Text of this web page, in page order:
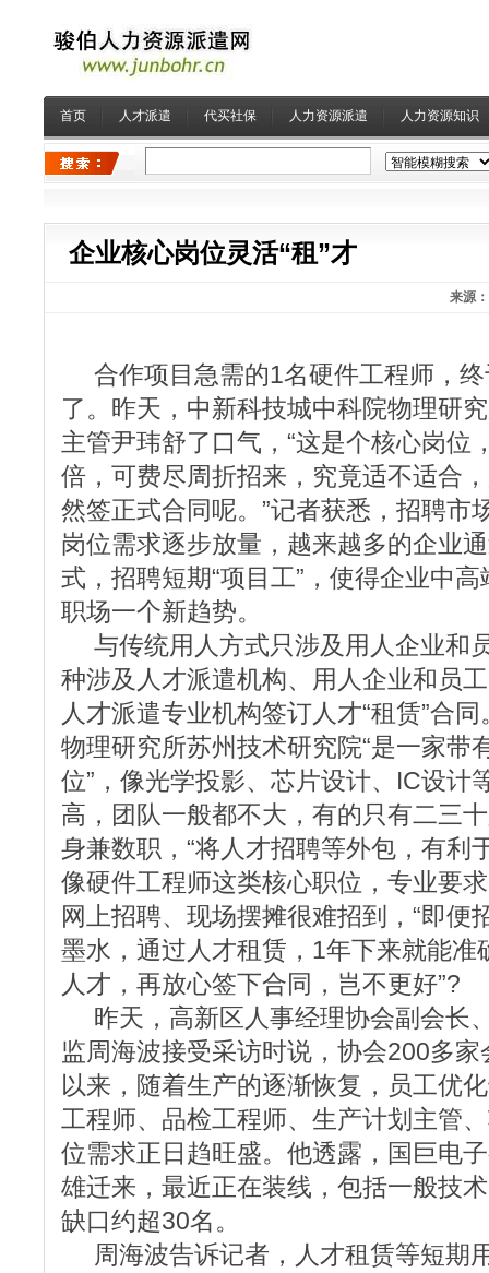
首页 人才派遣 代买社保 人力资源派遣 人力资源知识
企业核心岗位灵活“租”才
来源：
合作项目急需的1名硬件工程师，终
了。昨天，中新科技城中科院物理研
主管尹玮舒了口气，“这是个核心岗位
倍，可费尽周折招来，究竟适不适合
然签正式合同呢。”记者获悉，招聘市
岗位需求逐步放量，越来越多的企业
式，招聘短期“项目工”，使得企业中
职场一个新趋势。
与传统用人方式只涉及用人企业和
种涉及人才派遣机构、用人企业和员
人才派遣专业机构签订人才“租赁”合
物理研究所苏州技术研究院“是一家带
位”，像光学投影、芯片设计、IC设计
高，团队一般都不大，有的只有二三
身兼数职，“将人才招聘等外包，有利
像硬件工程师这类核心职位，专业要
网上招聘、现场摆摊很难招到，“即便
墨水，通过人才租赁，1年下来就能准
人才，再放心签下合同，岂不更好”?
昨天，高新区人事经理协会副会长
监周海波接受采访时说，协会200多
以来，随着生产的逐渐恢复，员工优
工程师、品检工程师、生产计划主管
位需求正日趋旺盛。他透露，国巨电
雄迁来，最近正在装线，包括一般技
缺口约超30名。
周海波告诉记者，人才租赁等短期